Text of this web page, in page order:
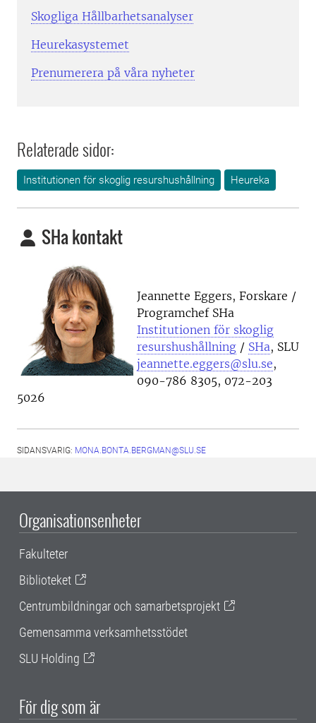
Skogliga Hållbarhetsanalyser
Heurekasystemet
Prenumerera på våra nyheter
Relaterade sidor:
Institutionen för skoglig resurshushållning Heureka
SHa kontakt
Jeannette Eggers, Forskare /
Programchef SHa
Institutionen för skoglig
resurshushållning / SHa, SLU
jeannette.eggers@slu.se,
090-786 8305, 072-203
5026
SIDANSVARIG: MONA.BONTA.BERGMAN@SLU.SE
Organisationsenheter
Fakulteter
Biblioteket
Centrumbildningar och samarbetsprojekt
Gemensamma verksamhetsstödet
SLU Holding
För dig som är